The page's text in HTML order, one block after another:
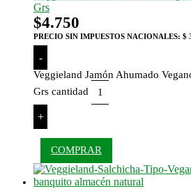
Grs
$4.750
PRECIO SIN IMPUESTOS NACIONALES: $
-
Veggieland Jamón Ahumado
Grs cantidad
+
COMPRAR